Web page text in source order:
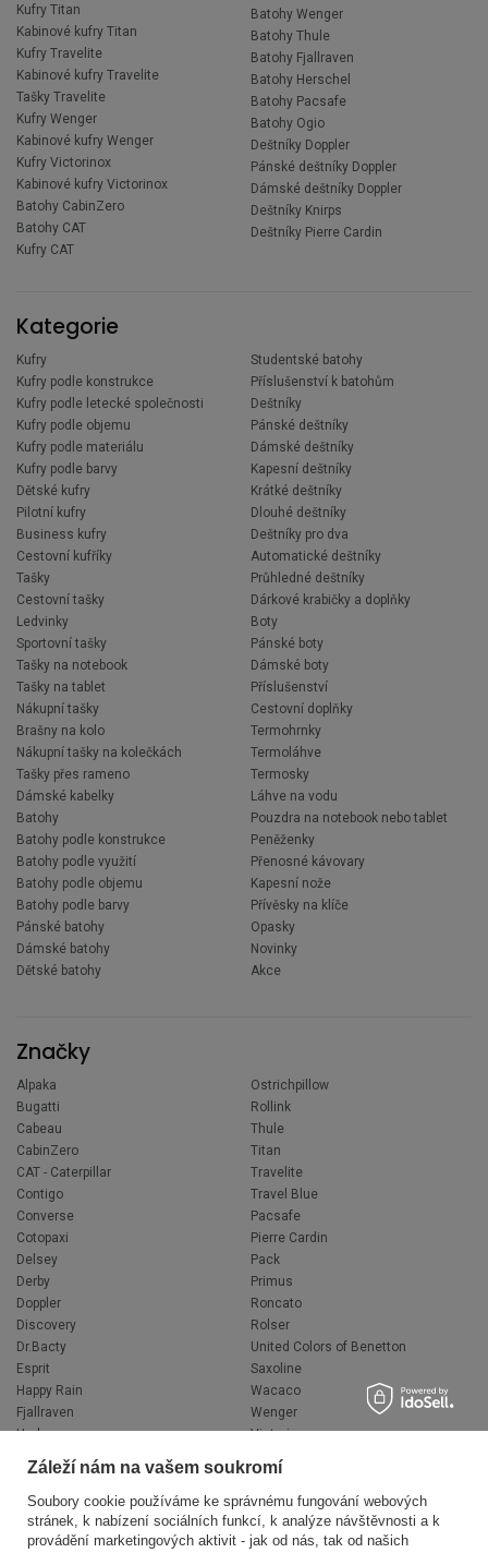
Kufry Titan
Kabinové kufry Titan
Kufry Travelite
Kabinové kufry Travelite
Tašky Travelite
Kufry Wenger
Kabinové kufry Wenger
Kufry Victorinox
Kabinové kufry Victorinox
Batohy CabinZero
Batohy CAT
Kufry CAT
Batohy Wenger
Batohy Thule
Batohy Fjallraven
Batohy Herschel
Batohy Pacsafe
Batohy Ogio
Deštníky Doppler
Pánské deštníky Doppler
Dámské deštníky Doppler
Deštníky Knirps
Deštníky Pierre Cardin
Kategorie
Kufry
Kufry podle konstrukce
Kufry podle letecké společnosti
Kufry podle objemu
Kufry podle materiálu
Kufry podle barvy
Dětské kufry
Pilotní kufry
Business kufry
Cestovní kufříky
Tašky
Cestovní tašky
Ledvinky
Sportovní tašky
Tašky na notebook
Tašky na tablet
Nákupní tašky
Brašny na kolo
Nákupní tašky na kolečkách
Tašky přes rameno
Dámské kabelky
Batohy
Batohy podle konstrukce
Batohy podle využití
Batohy podle objemu
Batohy podle barvy
Pánské batohy
Dámské batohy
Dětské batohy
Studentské batohy
Příslušenství k batohům
Deštníky
Pánské deštníky
Dámské deštníky
Kapesní deštníky
Krátké deštníky
Dlouhé deštníky
Deštníky pro dva
Automatické deštníky
Průhledné deštníky
Dárkové krabičky a doplňky
Boty
Pánské boty
Dámské boty
Příslušenství
Cestovní doplňky
Termohrnky
Termoláhve
Termosky
Láhve na vodu
Pouzdra na notebook nebo tablet
Peněženky
Přenosné kávovary
Kapesní nože
Přívěsky na klíče
Opasky
Novinky
Akce
Značky
Alpaka
Bugatti
Cabeau
CabinZero
CAT - Caterpillar
Contigo
Converse
Cotopaxi
Delsey
Derby
Doppler
Discovery
Dr.Bacty
Esprit
Happy Rain
Fjallraven
Hedgren
Herschel
Jeep
Knirps
LEGO
National Geographic
Ostrichpillow
Rollink
Thule
Titan
Travelite
Travel Blue
Pacsafe
Pierre Cardin
Pack
Primus
Roncato
Rolser
United Colors of Benetton
Saxoline
Wacaco
Wenger
Victorinox
Volkswagen
XD Design
Zojirushi
Muitomas
FLYNKA
Záleží nám na vašem soukromí
Soubory cookie používáme ke správnému fungování webových
stránek, k nabízení sociálních funkcí, k analýze návštěvnosti a k
provádění marketingových aktivit - jak od nás, tak od našich